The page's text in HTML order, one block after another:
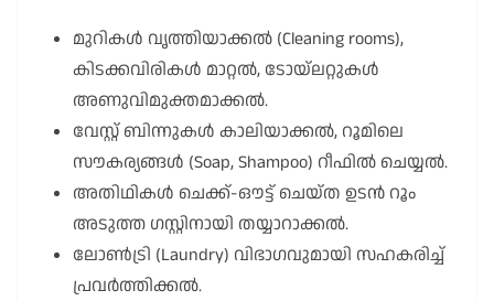
മുറികൾ വൃത്തിയാക്കൽ (Cleaning rooms),
കിടക്കവിരികൾ മാറ്റൽ, ടോയ്ലറ്റുകൾ
അണുവിമുക്തമാക്കൽ.
വേസ്റ്റ് ബിന്നുകൾ കാലിയാക്കൽ, റൂമിലെ
സൗകര്യങ്ങൾ (Soap, Shampoo) റീഫിൽ ചെയ്യൽ.
അതിഥികൾ ചെക്ക്-ഔട്ട് ചെയ്ത ഉടൻ റൂം
അടുത്ത ഗസ്റ്റിനായി തയ്യാറാക്കൽ.
ലോൺട്രി (Laundry) വിഭാഗവുമായി സഹകരിച്ച്
പ്രവർത്തിക്കൽ.